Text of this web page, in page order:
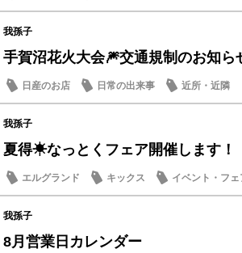
我孫子
手賀沼花火大会🎆交通規制のお知ら
日産のお店 日常の出来事 近所・近隣
我孫子
夏得☀なっとくフェア開催します！
エルグランド キックス イベント・フェ
我孫子
8月営業日カレンダー